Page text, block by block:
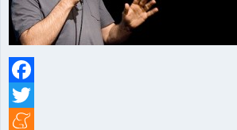
Facebook
Twitter